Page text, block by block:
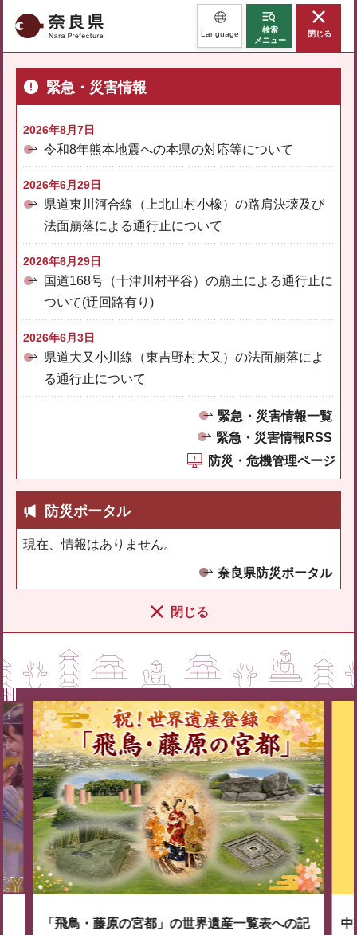
奈良県 Language
検索
メニュー
閉じる
緊急・災害情報
2026年8月7日
令和8年熊本地震への本県の対応等について
2026年6月29日
県道東川河合線（上北山村小橡）の路肩決壊及び
法面崩落による通行止について
2026年6月29日
国道168号（十津川村平谷）の崩土による通行止に
ついて(迂回路有り)
2026年6月3日
県道大又小川線（東吉野村大又）の法面崩落によ
る通行止について
緊急・災害情報一覧
緊急・災害情報RSS
防災・危機管理ページ
防災ポータル
現在、情報はありません。
奈良県防災ポータル
閉じる
「飛鳥・藤原の宮都」の世界遺産一覧表への記
中